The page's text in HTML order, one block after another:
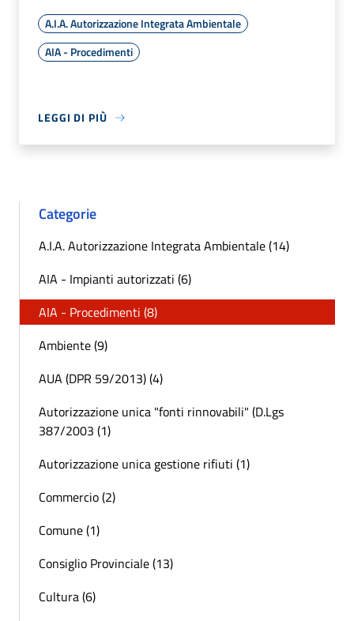
A.I.A. Autorizzazione Integrata Ambientale
AIA - Procedimenti
LEGGI DI PIÙ
Categorie
A.I.A. Autorizzazione Integrata Ambientale (14)
AIA - Impianti autorizzati (6)
AIA - Procedimenti (8)
Ambiente (9)
AUA (DPR 59/2013) (4)
Autorizzazione unica "fonti rinnovabili" (D.Lgs
387/2003 (1)
Autorizzazione unica gestione rifiuti (1)
Commercio (2)
Comune (1)
Consiglio Provinciale (13)
Cultura (6)